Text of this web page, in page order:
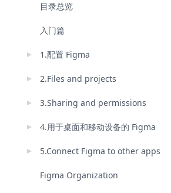
目录总览
入门篇
1.配置 Figma
2.Files and projects
3.Sharing and permissions
4.用于桌面和移动设备的 Figma
5.Connect Figma to other apps
Figma Organization